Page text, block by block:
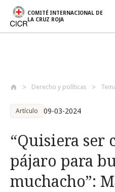
COMITÉ INTERNACIONAL DE
LA CRUZ ROJA
Derecho y políticas
Artículo 09-03-2024
“Quisiera ser
pájaro para
muchacho”: